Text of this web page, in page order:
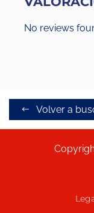
No reviews
Volver a